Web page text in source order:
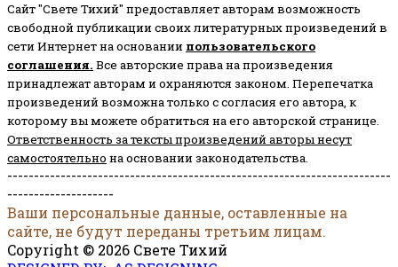
Сайт "Свете Тихий" предоставляет авторам возможность
свободной публикации своих литературных произведений в
сети Интернет на основании пользовательского
соглашения. Все авторские права на произведения
принадлежат авторам и охраняются законом. Перепечатка
произведений возможна только с согласия его автора, к
которому вы можете обратиться на его авторской странице.
Ответственность за тексты произведений авторы несут
самостоятельно на основании законодательства.
------------------------------------------------------------------------
--------------------
Ваши персональные данные, оставленные на
сайте, не будут переданы третьим лицам.
Copyright © 2026 Свете Тихий